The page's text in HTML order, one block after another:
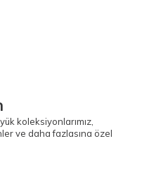
koleksiyonlarımız,
ve daha fazlasına özel